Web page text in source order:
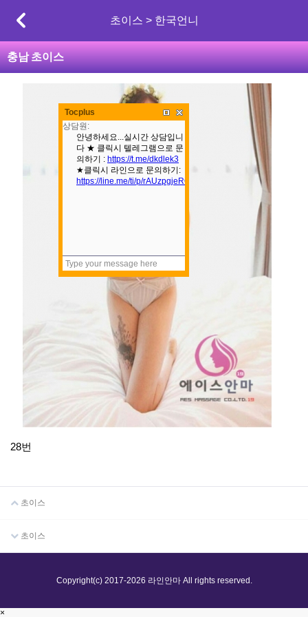
초이스 > 한국언니
충남초이스
28번
초이스
초이스
Copyright(c) 2017-2026 라인안마 All rights reserved.
×
Tocplus